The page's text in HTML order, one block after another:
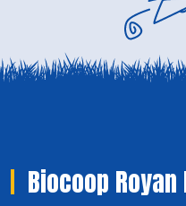
Biocoop